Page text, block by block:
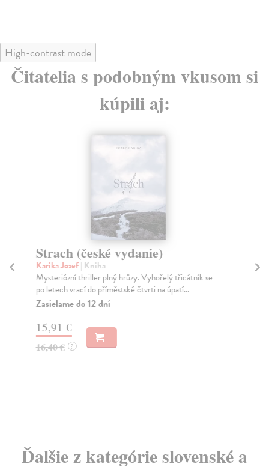
High-contrast mode
Čitatelia s podobným vkusom si
kúpili aj:
Strach (české vydanie)
Karika Jozef| Kniha
Mysteriózní thriller plný hrůzy. Vyhořelý třicátník se
po letech vrací do příměstské čtvrti na úpatí...
Zasielame do 12 dní
15,91 €
16,40 € ?
Ďalšie z kategórie slovenské a